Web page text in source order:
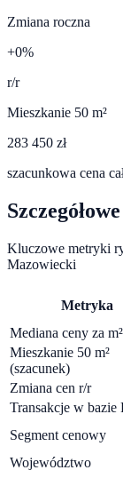
Zmiana roczna
+0%
r/r
Mieszkanie 50 m²
283 450 zł
szacunkowa cena
Kluczowe metryki
Mazowiecki
Metryka
Mediana ceny za m²
Mieszkanie 50 m²
(szacunek)
Zmiana cen r/r
Transakcje w bazie
Segment cenowy
Województwo